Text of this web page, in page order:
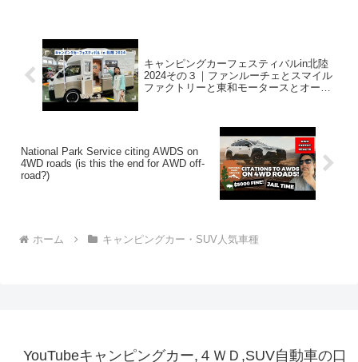
キャンピングカーフェスティバルin北陸
2024その３｜ファンルーチェとスマイル
ファクトリーと東和モータースとオート
National Park Service citing AWDS on
4WD roads (is this the end for AWD off-
road?)
ホーム キャンピングカー・SUV人気車種
YouTubeキャンピングカー,４ＷＤ,SUV自動車の口